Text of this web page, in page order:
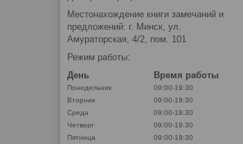
Местонахождение книги замечаний и
предложений: г. Минск, ул.
Амураторская, 4/2, пом. 101
Режим работы:
День
Время работы
Понедельник
09:00-19:30
Вторник
09:00-19:30
Среда
09:00-19:30
Четверг
09:00-19:30
Пятница
09:00-19:30